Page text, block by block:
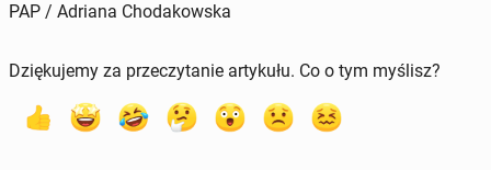
PAP / Adriana Chodakowska
Dziękujemy za przeczytanie artykułu. Co o tym myślisz?